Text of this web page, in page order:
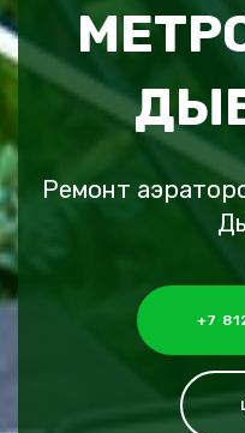
Ремонт
+7